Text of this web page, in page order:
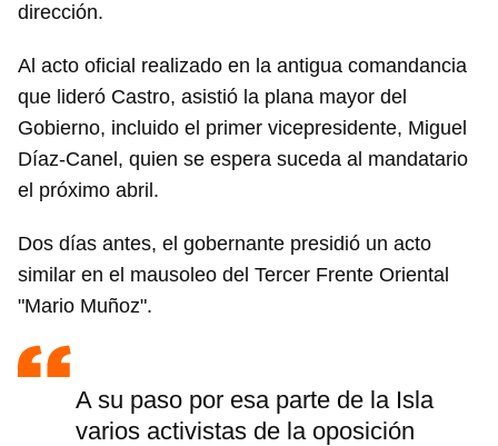
dirección.
Al acto oficial realizado en la antigua comandancia
que lideró Castro, asistió la plana mayor del
Gobierno, incluido el primer vicepresidente, Miguel
Díaz-Canel, quien se espera suceda al mandatario
el próximo abril.
Dos días antes, el gobernante presidió un acto
similar en el mausoleo del Tercer Frente Oriental
"Mario Muñoz".
A su paso por esa parte de la Isla
varios activistas de la oposición